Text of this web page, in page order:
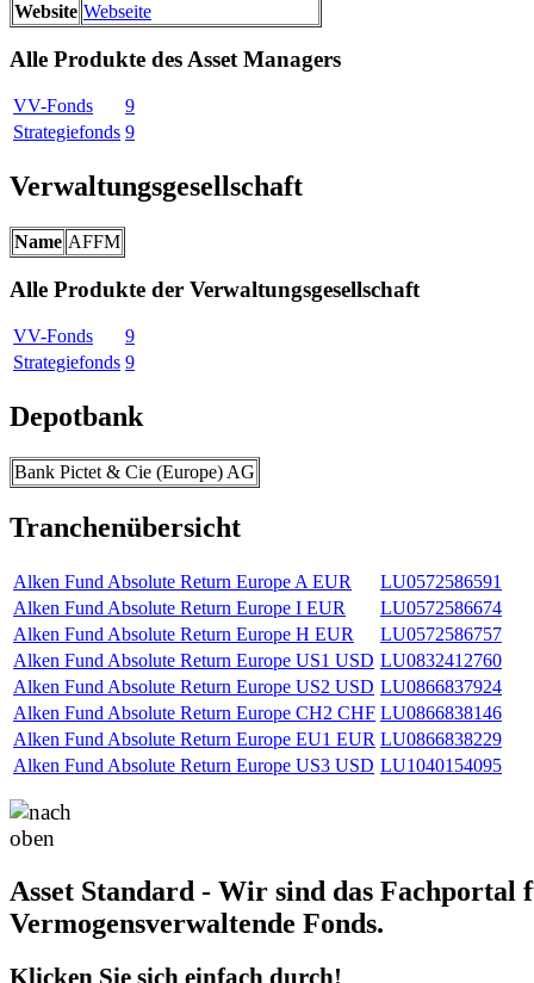
Website Webseite
Alle Produkte des Asset Managers
VV-Fonds
9
Strategiefonds 9
Verwaltungsgesellschaft
Name AFFM
Alle Produkte der Verwaltungsgesellschaft
VV-Fonds
9
Strategiefonds 9
Depotbank
Bank Pictet & Cie (Europe) AG
Tranchenübersicht
Alken Fund Absolute Return Europe A EUR
LU0572586591
Alken Fund Absolute Return Europe I EUR
LU0572586674
Alken Fund Absolute Return Europe H EUR
LU0572586757
Alken Fund Absolute Return Europe US1 USD LU0832412760
Alken Fund Absolute Return Europe US2 USD LU0866837924
Alken Fund Absolute Return Europe CH2 CHF LU0866838146
Alken Fund Absolute Return Europe EU1 EUR LU0866838229
Alken Fund Absolute Return Europe US3 USD LU1040154095
Asset Standard - Wir sind das Fachportal
Vermogensverwaltende Fonds.
Klicken Sie sich einfach durch!